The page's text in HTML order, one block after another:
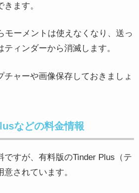
ます。
モーメントは使えなくなり、送っ
ィンダーから消滅します。
チャーや画像保存しておきましょ
などの料金情報
ですが、有料版のTinder Plus（テ
されています。